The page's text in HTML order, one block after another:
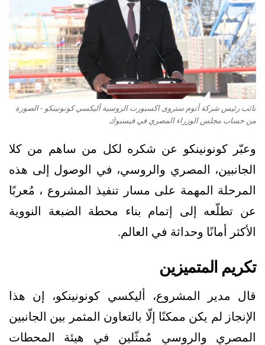
نائب رئيس شركة أتوم ستروى اكسبورت الروسية أليكسي كونونينكو - الصورة
من حساب مجلس الوزراء المصري في فيسبوك
وعبّر كونونينكو عن شكره لكل من ساهم من كلا
الجانبين، المصري والروسي، في الوصول إلى هذه
المرحلة المهمة على مسار تنفيذ المشروع ، مُعربًا
عن تطلّعه إلى إتمام بناء محطة الضبعة النووية
الأكثر أمانًا وحداثة في العالم.
تكريم المتميزين
قال مدير المشروع، أليكسي كونونينكو، إن هذا
الإنجاز لم يكن ممكنًا إلّا بالتعاون المثمر بين الجانبين
المصري والروسي مُمثّلين في هيئة المحطات